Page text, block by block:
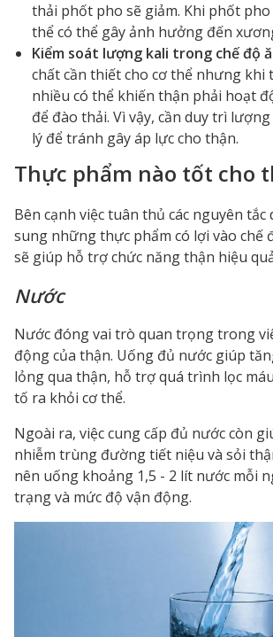
thải phốt pho sẽ giảm. Khi phốt
thể có thể gây ảnh hưởng đến
Kiểm soát lượng kali trong chế độ
chất cần thiết cho cơ thể nhưng khi
nhiều có thể khiến thận phải hoạt
để đào thải. Vì vậy, cần duy trì
lý để tránh gây áp lực cho thận.
Thực phẩm nào tốt cho
Bên cạnh việc tuân thủ các nguyên
sung những thực phẩm có lợi vào chế
sẽ giúp hỗ trợ chức năng thận hiệu
Nước
Nước đóng vai trò quan trọng trong
động của thận. Uống đủ nước giúp
lỏng qua thận, hỗ trợ quá trình lọc
tố ra khỏi cơ thể.
Ngoài ra, việc cung cấp đủ nước còn
nhiễm trùng đường tiết niệu và sỏi
nên uống khoảng 1,5 - 2 lít nước mỗi
trạng và mức độ vận động.